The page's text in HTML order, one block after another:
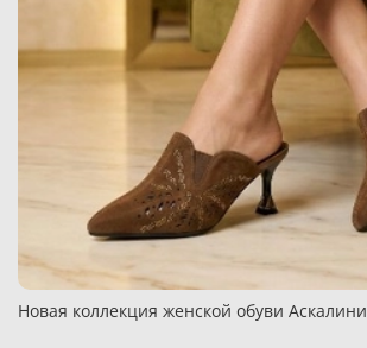
Новая коллекция женской обуви Аскалини